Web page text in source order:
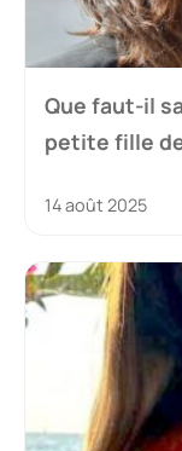
Que faut-il
petite fille
14 août 2025